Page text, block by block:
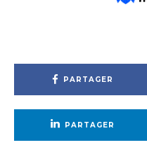
PARTAGER
PARTAGER